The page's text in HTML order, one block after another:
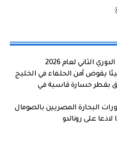
الثاني لعام 2026
يقوض أمن الحلفاء في الخليج
بقطر خسارة قاسية في
البحارة المصريين بالصومال
على رونالدو